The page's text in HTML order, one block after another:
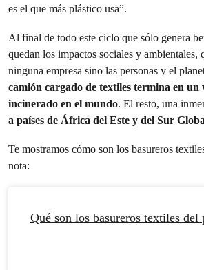
es el que más plástico usa”.
Al final de todo este ciclo que sólo genera
quedan los impactos sociales y ambientales,
ninguna empresa sino las personas y el
camión cargado de textiles termina en un
incinerado en el mundo. El resto, una
a países de África del Este y del Sur
Te mostramos cómo son los basureros
nota:
Qué son los basureros textiles del